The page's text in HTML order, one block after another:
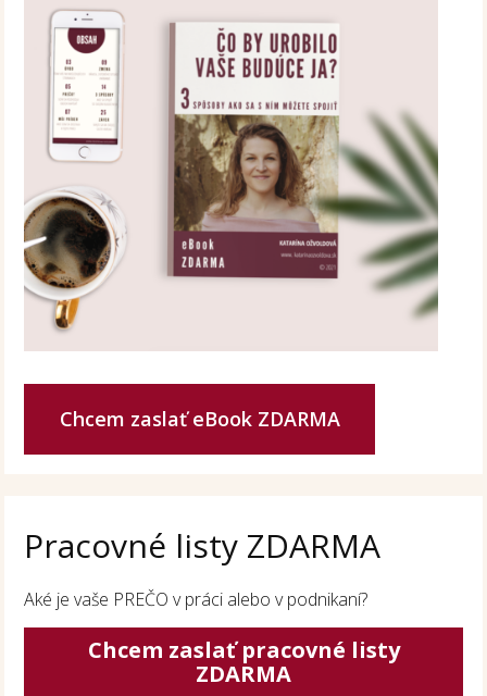
Chcem zaslať eBook ZDARMA
Pracovné listy ZDARMA
Aké je vaše PREČO v práci alebo v podnikaní?
Chcem zaslať pracovné listy
ZDARMA